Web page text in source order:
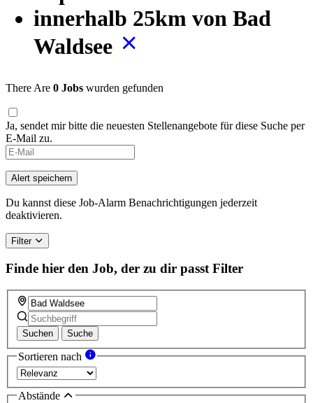
innerhalb 25km von Bad
Waldsee
There Are 0 Jobs wurden gefunden
Ja, sendet mir bitte die neuesten Stellenangebote für diese Suche per
E-Mail zu.
Alert speichern
Du kannst diese Job-Alarm Benachrichtigungen jederzeit
deaktivieren.
Filter
Finde hier den Job, der zu dir passt Filter
Suchen Suche
Sortieren nach
Abstände